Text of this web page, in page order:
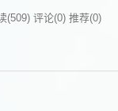
(509) 评论(0) 推荐(0)